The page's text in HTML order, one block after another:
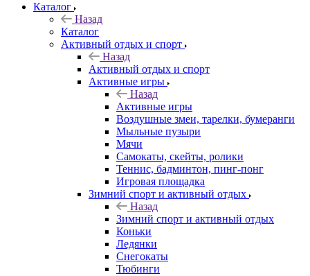
Каталог
Назад
Каталог
Активный отдых и спорт
Назад
Активный отдых и спорт
Активные игры
Назад
Активные игры
Воздушные змеи, тарелки, бумеранги
Мыльные пузыри
Мячи
Самокаты, скейты, ролики
Теннис, бадминтон, пинг-понг
Игровая площадка
Зимний спорт и активный отдых
Назад
Зимний спорт и активный отдых
Коньки
Ледянки
Снегокаты
Тюбинги